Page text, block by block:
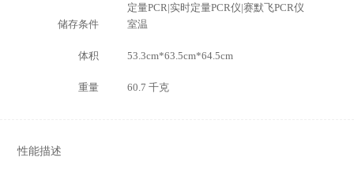
定量PCR|实时定量PCR仪|赛默飞PCR仪
储存条件
室温
体积 53.3cm*63.5cm*64.5cm
重量 60.7 千克
性能描述